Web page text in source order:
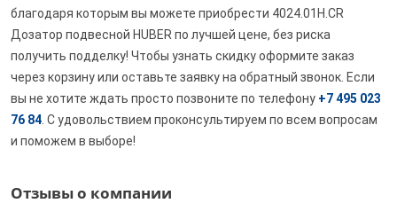
благодаря которым вы можете приобрести 4024.01H.CR
Дозатор подвесной HUBER по лучшей цене, без риска
получить подделку! Чтобы узнать скидку оформите заказ
через корзину или оставьте заявку на обратный звонок. Если
вы не хотите ждать просто позвоните по телефону +7 495 023
76 84 . С удовольствием проконсультируем по всем вопросам
и поможем в выборе!
Отзывы о компании